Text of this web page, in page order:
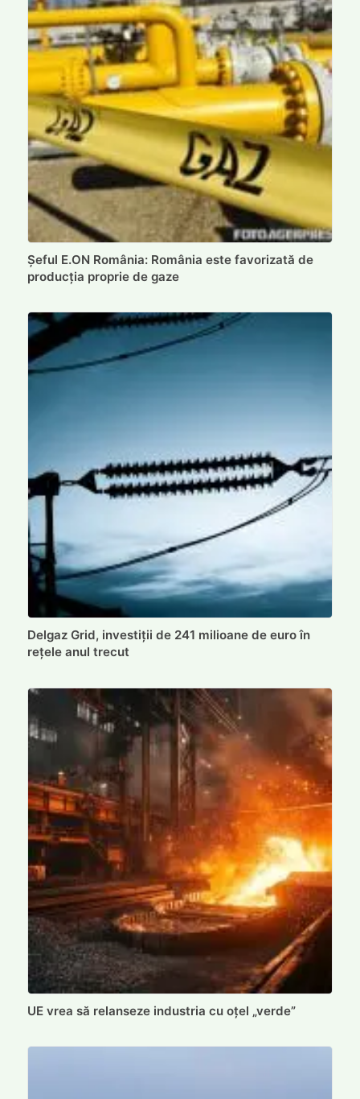
Șeful E.ON România: România este favorizată de
producția proprie de gaze
Delgaz Grid, investiții de 241 milioane de euro în
rețele anul trecut
UE vrea să relanseze industria cu oțel „verde”